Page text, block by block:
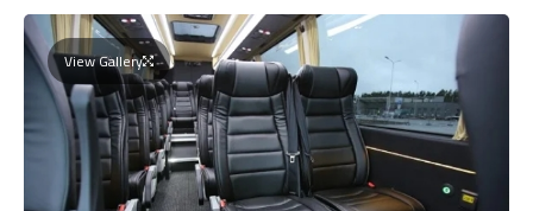
View Gallery